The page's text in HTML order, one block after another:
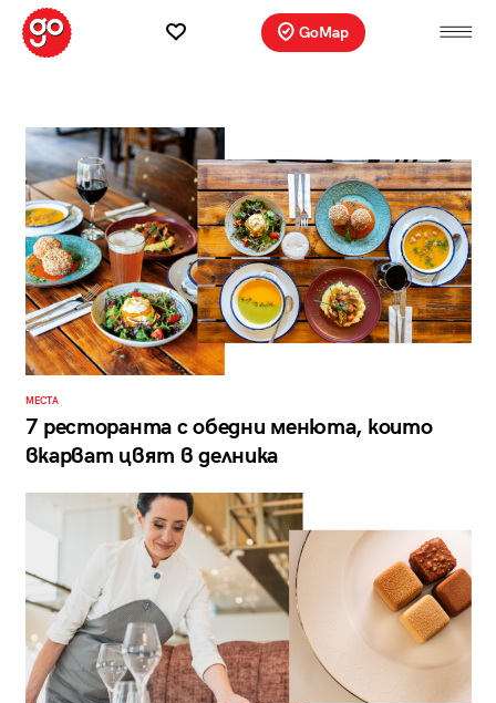
GoMap
МЕСТА
7 ресторанта с обедни менюта, които
вкарват цвят в делника